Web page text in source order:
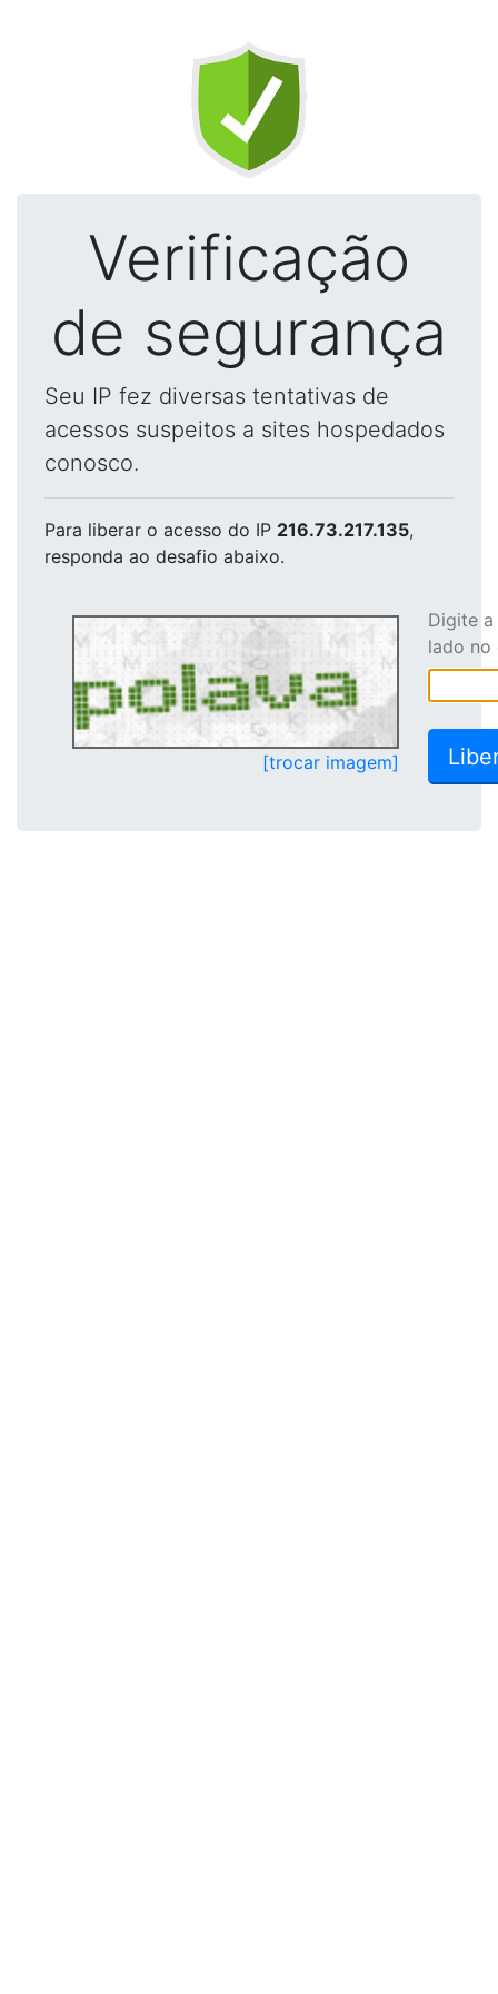
Verificação
de segurança
Seu IP fez diversas tentativas de
acessos suspeitos a sites hospedados
conosco.
Para liberar o acesso do IP 216.73.217.135,
responda ao desafio abaixo.
[trocar imagem]
Digite
lado no